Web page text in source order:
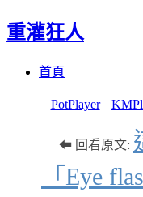
重灌狂人
首頁
PotPlayer
⬅ 回看原文:
「Eye